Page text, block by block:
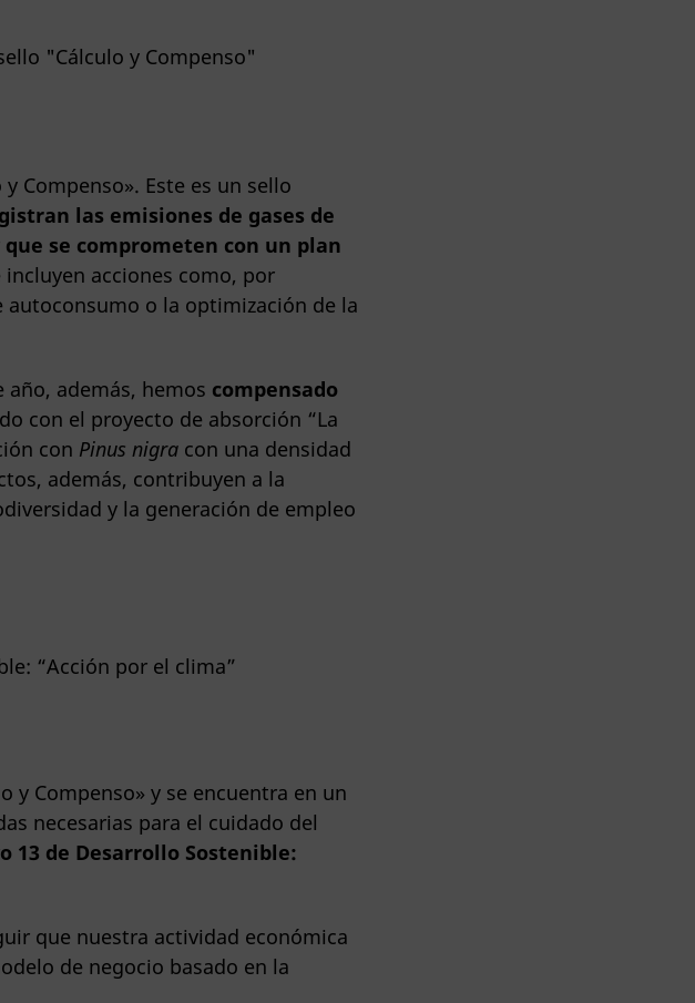
Compenso». Este es un sello
las emisiones de gases de
se comprometen con un plan
incluyen acciones como, por
o la optimización de la
además, hemos compensado
con el proyecto de absorción “La
con Pinus nigra con una densidad
además, contribuyen a la
y la generación de empleo
y Compenso» y se encuentra en un
necesarias para el cuidado del
13 de Desarrollo Sostenible:
que nuestra actividad económica
de negocio basado en la